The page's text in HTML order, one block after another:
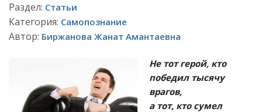
Раздел: Статьи
Категория: Самопознание
Автор: Биржанова Жанат Амантаевна
Не тот герой, кто
победил тысячу
врагов,
а тот, кто сумел